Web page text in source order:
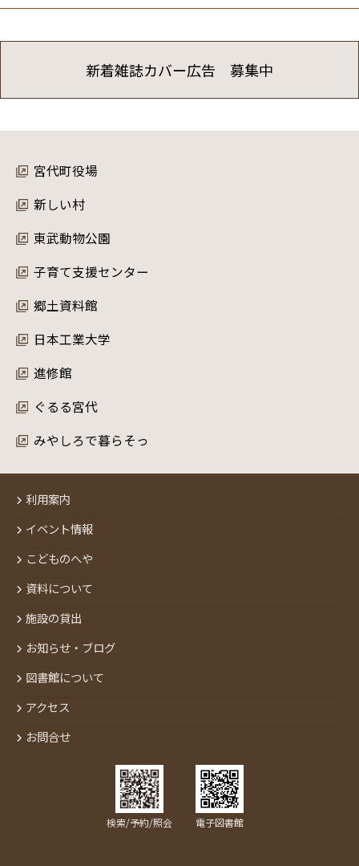
新着雑誌カバー広告 募集中
宮代町役場
新しい村
東武動物公園
子育て支援センター
郷土資料館
日本工業大学
進修館
ぐるる宮代
みやしろで暮らそっ
利用案内
イベント情報
こどものへや
資料について
施設の貸出
お知らせ・ブログ
図書館について
アクセス
お問合せ
検索/予約/照会 電子図書館